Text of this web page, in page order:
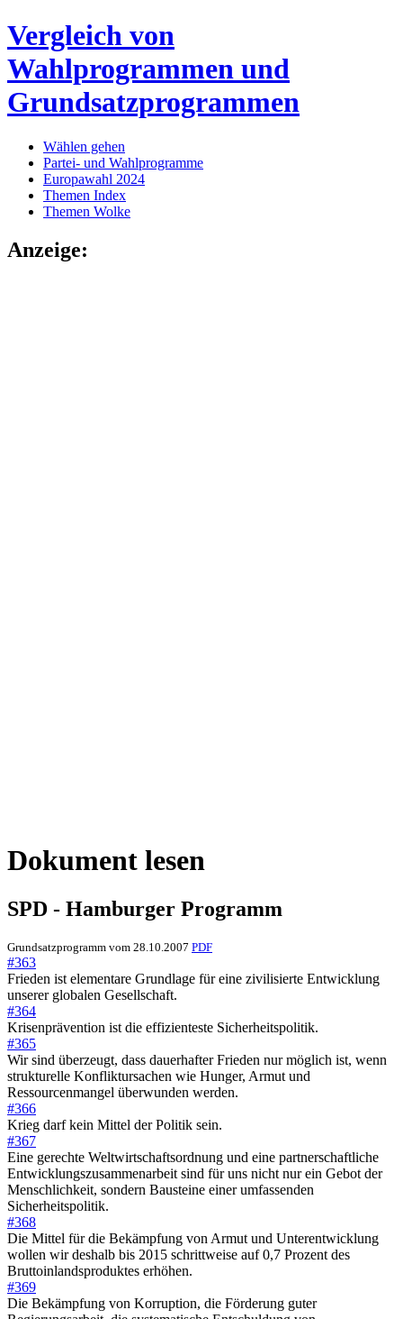
Vergleich von
Wahlprogrammen und
Grundsatzprogrammen
Wählen gehen
Partei- und Wahlprogramme
Europawahl 2024
Themen Index
Themen Wolke
Anzeige:
Dokument lesen
SPD - Hamburger Programm
Grundsatzprogramm vom 28.10.2007 PDF
#363
Frieden ist elementare Grundlage für eine zivilisierte Entwicklung
unserer globalen Gesellschaft.
#364
Krisenprävention ist die effizienteste Sicherheitspolitik.
#365
Wir sind überzeugt, dass dauerhafter Frieden nur möglich ist, wenn
strukturelle Konfliktursachen wie Hunger, Armut und
Ressourcenmangel überwunden werden.
#366
Krieg darf kein Mittel der Politik sein.
#367
Eine gerechte Weltwirtschaftsordnung und eine partnerschaftliche
Entwicklungszusammenarbeit sind für uns nicht nur ein Gebot der
Menschlichkeit, sondern Bausteine einer umfassenden
Sicherheitspolitik.
#368
Die Mittel für die Bekämpfung von Armut und Unterentwicklung
wollen wir deshalb bis 2015 schrittweise auf 0,7 Prozent des
Bruttoinlandsproduktes erhöhen.
#369
Die Bekämpfung von Korruption, die Förderung guter